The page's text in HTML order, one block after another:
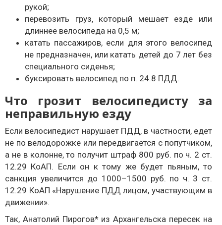
рукой;
перевозить груз, который мешает езде или
длиннее велосипеда на 0,5 м;
катать пассажиров, если для этого велосипед
не предназначен, или катать детей до 7 лет без
специального сиденья;
буксировать велосипед по п. 24.8 ПДД.
Что грозит велосипедисту за
неправильную езду
Если велосипедист нарушает ПДД, в частности, едет
не по велодорожке или передвигается с попутчиком,
а не в колонне, то получит штраф 800 руб. по ч. 2 ст.
12.29 КоАП. Если он к тому же будет пьяным, то
санкция увеличится до 1000–1500 руб. по ч. 3 ст.
12.29 КоАП «Нарушение ПДД лицом, участвующим в
движении».
Так, Анатолий Пирогов* из Архангельска пересек на